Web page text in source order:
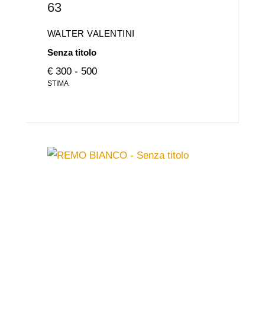
63
WALTER VALENTINI
Senza titolo
€ 300 - 500
STIMA